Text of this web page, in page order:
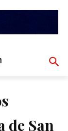
de San